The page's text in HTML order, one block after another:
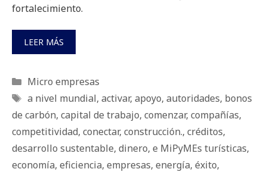
fortalecimiento.
LEER MÁS
Categorías
Micro empresas
Etiquetas
a nivel mundial, activar, apoyo, autoridades, bonos
de carbón, capital de trabajo, comenzar, compañías,
competitividad, conectar, construcción., créditos,
desarrollo sustentable, dinero, e MiPyMEs turísticas,
economía, eficiencia, empresas, energía, éxito,